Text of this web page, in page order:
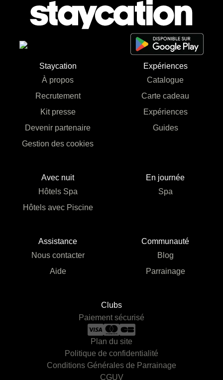
Staycation
À propos
Recrutement
Kit presse
Devenir partenaire
Gestion des cookies
Expériences
Catalogue
Carte cadeau
Expériences
Guides
Avec nuit
Hôtels Spa
Hôtels avec Piscine
En journée
Spa
Assistance
Nous contacter
Aide
Communauté
Blog
Parrainage
Clubs
Paiement sécurisé
Plan du site
Politique de confidentialité
Conditions Générales de Parrainage
CGUV